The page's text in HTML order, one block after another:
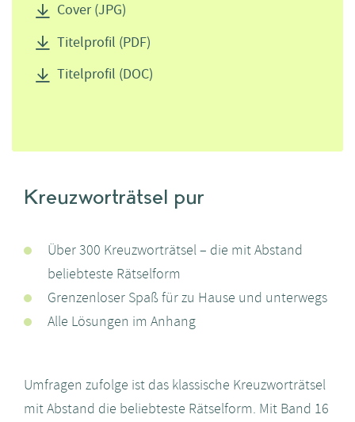
Cover (JPG)
Titelprofil (PDF)
Titelprofil (DOC)
Kreuzworträtsel pur
Über 300 Kreuzworträtsel – die mit Abstand
beliebteste Rätselform
Grenzenloser Spaß für zu Hause und unterwegs
Alle Lösungen im Anhang
Umfragen zufolge ist das klassische Kreuzworträtsel
mit Abstand die beliebteste Rätselform. Mit Band 16